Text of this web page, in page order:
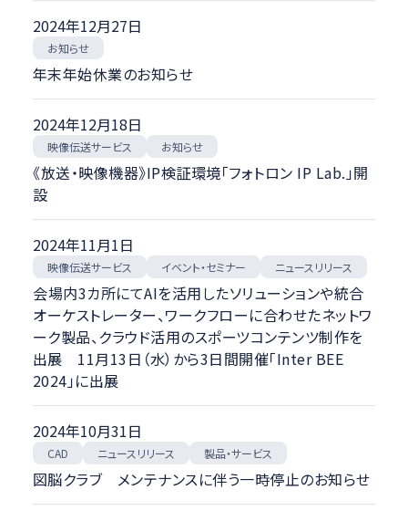
2024年12月27日
お知らせ
年末年始休業のお知らせ
2024年12月18日
映像伝送サービス お知らせ
《放送・映像機器》IP検証環境「フォトロン IP Lab.」開
設
2024年11月1日
映像伝送サービス イベント・セミナー ニュースリリース
会場内3カ所にてAIを活用したソリューションや統合
オーケストレーター、ワークフローに合わせたネットワ
ーク製品、クラウド活用のスポーツコンテンツ制作を
出展 11月13日（水）から3日間開催「Inter BEE
2024」に出展
2024年10月31日
CAD ニュースリリース 製品・サービス
図脳クラブ メンテナンスに伴う一時停止のお知らせ